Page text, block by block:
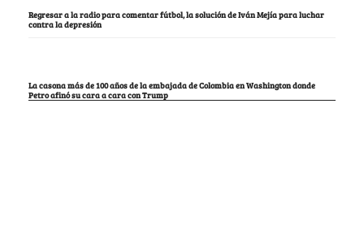
Regresar a la radio para comentar fútbol, la solución de Iván Mejía para luchar
contra la depresión
La casona más de 100 años de la embajada de Colombia en Washington donde
Petro afinó su cara a cara con Trump